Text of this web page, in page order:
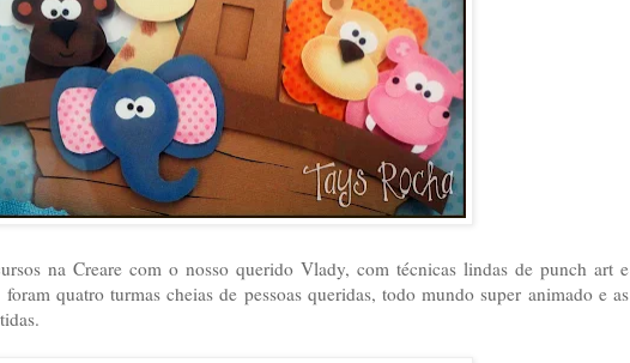
na Creare com o nosso querido Vlady, com técnicas lindas de punch art e
quatro turmas cheias de pessoas queridas, todo mundo super animado e as